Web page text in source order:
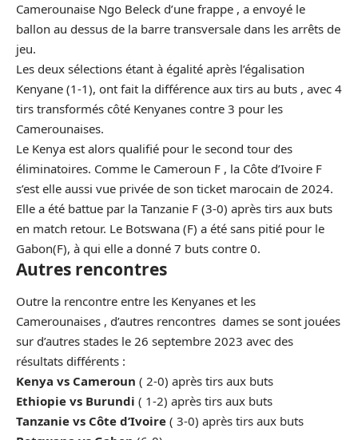
Camerounaise Ngo Beleck d’une frappe , a envoyé le
ballon au dessus de la barre transversale dans les arrêts de
jeu.
Les deux sélections étant à égalité après l’égalisation
Kenyane (1-1), ont fait la différence aux tirs au buts , avec 4
tirs transformés côté Kenyanes contre 3 pour les
Camerounaises.
Le Kenya est alors qualifié pour le second tour des
éliminatoires. Comme le Cameroun F , la Côte d’Ivoire F
s’est elle aussi vue privée de son ticket marocain de 2024.
Elle a été battue par la Tanzanie F (3-0) après tirs aux buts
en match retour. Le Botswana (F) a été sans pitié pour le
Gabon(F), à qui elle a donné 7 buts contre 0.
Autres rencontres
Outre la rencontre entre les Kenyanes et les
Camerounaises , d’autres rencontres dames se sont jouées
sur d’autres stades le 26 septembre 2023 avec des
résultats différents :
Kenya vs Cameroun ( 2-0) après tirs aux buts
Ethiopie vs Burundi ( 1-2) après tirs aux buts
Tanzanie vs Côte d’Ivoire ( 3-0) après tirs aux buts